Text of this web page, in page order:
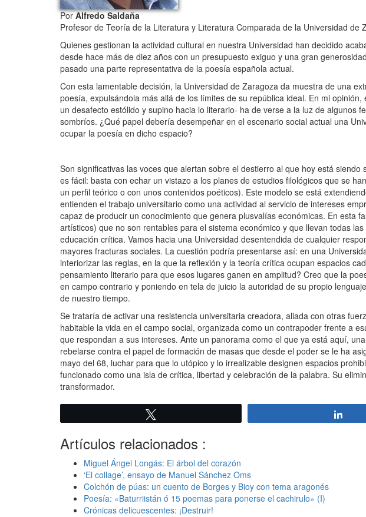
PorAlfredo Saldaña
Profesor de Teoría de la Literatura y Literatura Comparada de la Universidad de
Quienes gestionan la actividad cultural en nuestra Universidad han decidido
desde hace más de diez años con un presupuesto exiguo y una gran
pasado una parte representativa de la poesía española actual.
Con esta lamentable decisión, la Universidad de Zaragoza da muestra de una
poesía, expulsándola más allá de los límites de su república ideal. En mi
un desafecto estólido y supino hacia lo literario- ha de verse a la luz de algunos
sombríos. ¿Qué papel debería desempeñar en el escenario social actual una
ocupar la poesía en dicho espacio?
Son significativas las voces que alertan sobre el destierro al que hoy está
es fácil: basta con echar un vistazo a los planes de estudios filológicos que se
un perfil teórico o con unos contenidos poéticos). Este modelo se está
entienden el trabajo universitario como una actividad al servicio de intereses
capaz de producir un conocimiento que genera plusvalías económicas. En esta
artísticos) que no son rentables para el sistema económico y que llevan todas
educación crítica. Vamos hacia una Universidad desentendida de cualquier
mayores fracturas sociales. La cuestión podría presentarse así: en una
interiorizar las reglas, en la que la reflexión y la teoría crítica ocupan espacios
pensamiento literario para que esos lugares ganen en amplitud? Creo que la
en campo contrario y poniendo en tela de juicio la autoridad de su propio
de nuestro tiempo.
Se trataría de activar una resistencia universitaria creadora, aliada con otras
habitable la vida en el campo social, organizada como un contrapoder frente a
que respondan a sus intereses. Ante un panorama como el que ya está aquí,
rebelarse contra el papel de formación de masas que desde el poder se le ha
mayo del 68, luchar para que lo utópico y lo irrealizable designen espacios
funcionado como una isla de crítica, libertad y celebración de la palabra. Su
transformador.
Artículos relacionados :
Miguel Ángel Longás: El árbol del corazón
‘El collage’, ensayo de Manuel Sánchez Oms
Colchón de púas: un cuento de Borges y Bioy con tema aragonés
Poesía: «Baturriistán ó 15 poemas para ponerse el cachirulo» (I)
Crónicas delicuescentes: ¡Destruir!